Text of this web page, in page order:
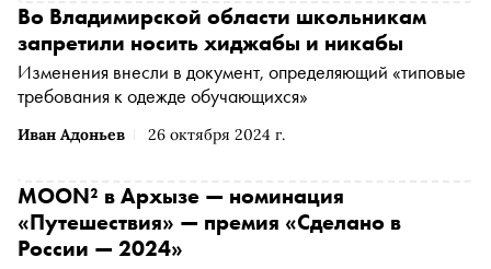
Иван Адоньев 26 октября 2024 г.
Во Владимирской области школьникам
запретили носить хиджабы и никабы
Изменения внесли в документ, определяющий «типовые
требования к одежде обучающихся»
MOON² в Архызе — номинация
«Путешествия» — премия «Сделано в
России — 2024»